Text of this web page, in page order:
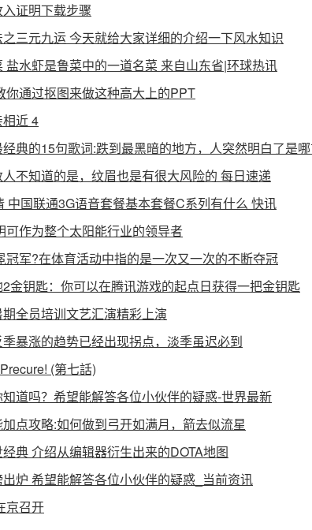
证明下载步骤
三元九运 今天就给大家详细的介绍一下风水知识
盐水虾是鲁菜中的一道名菜 来自山东省|环球热讯
你通过抠图来做这种高大上的PPT
相近 4
典的15句歌词:跌到最黑暗的地方，人突然明白了是
不知道的是，纹眉也是有很大风险的 每日速递
中国联通3G语音套餐基本套餐C系列有什么 快讯
可作为整个太阳能行业的领导者
冠军?在体育活动中指的是一次又一次的不断夺冠
金钥匙：你可以在腾讯游戏的起点日获得一把金钥匙
全员培训文艺汇演精彩上演
暴涨的趋势已经出现拐点，淡季虽迟必到
(第七話)
道吗？希望能解答各位小伙伴的疑惑-世界最新
点攻略:如何做到弓开如满月，箭去似流星
典 介绍从编辑器衍生出来的DOTA地图
炉 希望能解答各位小伙伴的疑惑_当前资讯
京召开